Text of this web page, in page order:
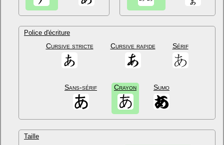
Police d'écriture
Cursive stricte Cursive rapide Sérif
Sans-sérif Crayon Sumo
Taille